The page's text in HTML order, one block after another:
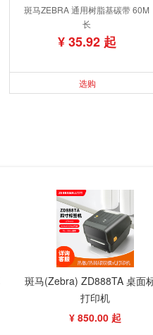
斑马ZEBRA 通用树脂基碳带 60M
长
¥ 35.92 起
选购
斑马(Zebra) ZD888TA 桌面
打印机
¥ 850.00 起